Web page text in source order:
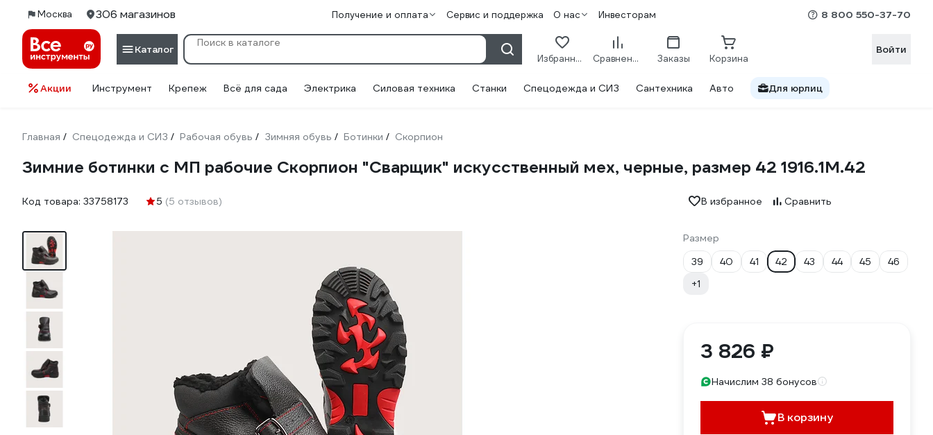
Москва 306 магазинов Получение и оплата Сервис и поддержка О нас Инвесторам 8 800 550-37-70
Каталог
Избранное Сравнение Заказы Корзина
Войти
Акции Инструмент Крепеж Всё для сада Электрика Силовая техника Станки Спецодежда и СИЗ Сантехника Авто Для юрлиц
Главная / Спецодежда и СИЗ / Рабочая обувь / Зимняя обувь / Ботинки / Скорпион
Зимние ботинки с МП рабочие Скорпион "Сварщик" искусственный мех, черные, размер 42 1916.1М.42
Код товара: 33758173 5 (5 отзывов) В избранное Сравнить
Размер
39
40 41 42 43 44 45
46
+1
3 826 ₽
Начислим 38 бонусов
В корзину